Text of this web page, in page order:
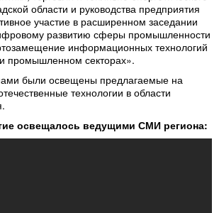
области и руководства предприятия
участие в расширенном заседании
развитию сферы промышленности
информационных технологий
промышленном секторах».
были освещены предлагаемые на
технологии в области
освещалось ведущими СМИ региона: